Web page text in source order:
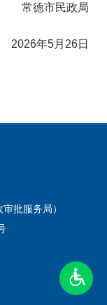
常德市民政局
2026年5月26日
批服务局）